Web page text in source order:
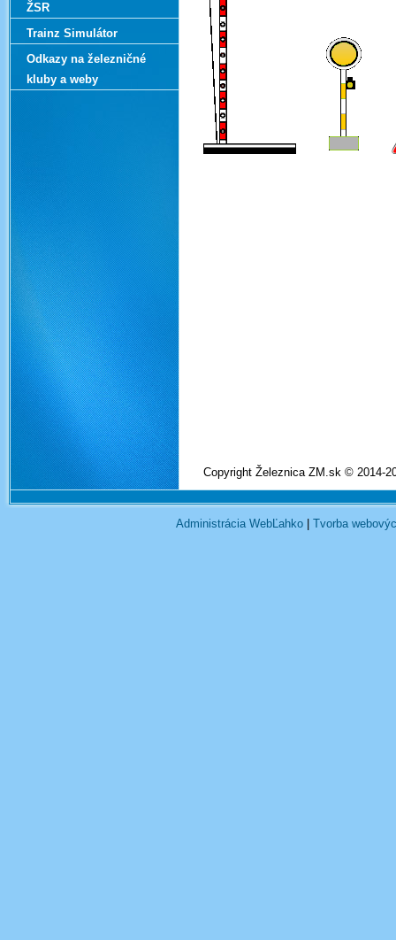
Copyright Železnica ZM.sk © 2014-
ŽSR
Trainz Simulátor
Odkazy na železničné
kluby a weby
Administrácia WebĽahko| Tvorba